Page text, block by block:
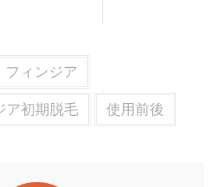
フィンジア
ア初期脱毛
使用前後